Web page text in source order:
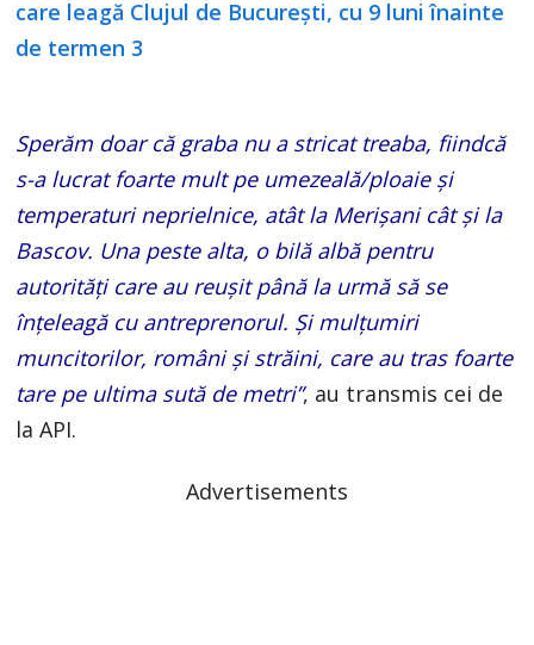
Sperăm doar că graba nu a stricat treaba, fiindcă
s-a lucrat foarte mult pe umezeală/ploaie și
temperaturi neprielnice, atât la Merișani cât și la
Bascov. Una peste alta, o bilă albă pentru
autorități care au reușit până la urmă să se
înțeleagă cu antreprenorul. Și mulțumiri
muncitorilor, români și străini, care au tras foarte
tare pe ultima sută de metri”, au transmis cei de
la API.
Advertisements